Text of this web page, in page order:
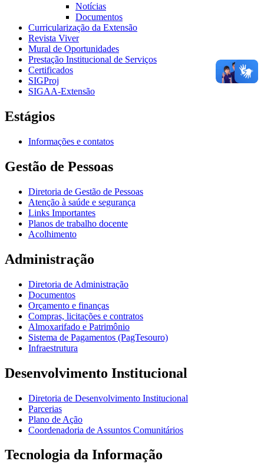
Notícias
Documentos
Curricularização da Extensão
Revista Viver
Mural de Oportunidades
Prestação Institucional de Serviços
Certificados
SIGProj
SIGAA-Extensão
Estágios
Informações e contatos
Gestão de Pessoas
Diretoria de Gestão de Pessoas
Atenção à saúde e segurança
Links Importantes
Planos de trabalho docente
Acolhimento
Administração
Diretoria de Administração
Documentos
Orçamento e finanças
Compras, licitações e contratos
Almoxarifado e Patrimônio
Sistema de Pagamentos (PagTesouro)
Infraestrutura
Desenvolvimento Institucional
Diretoria de Desenvolvimento Institucional
Parcerias
Plano de Ação
Coordenadoria de Assuntos Comunitários
Tecnologia da Informação